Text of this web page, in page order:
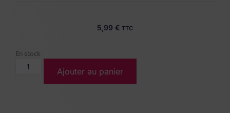
5,99 € TTC
En stock
Ajouter au panier